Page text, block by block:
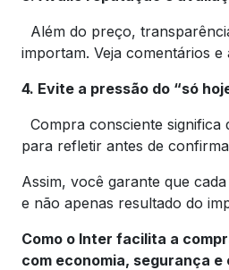
Além do preço,
importam. Veja comentários
4. Evite a pressão do “só
Compra consciente significa
para refletir antes de
Assim, você garante que
e não apenas resultado do
Como o Inter facilita a
com economia, segurança e